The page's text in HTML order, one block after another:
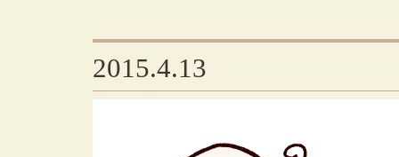
2015.4.13